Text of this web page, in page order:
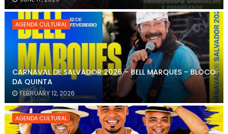
AGENDA CULTURAL
CARNAVAL DE SALVADOR 2026 – BELL MARQUES – BLOCO
DA QUINTA
FEBRUARY 12, 2026
AGENDA CULTURAL